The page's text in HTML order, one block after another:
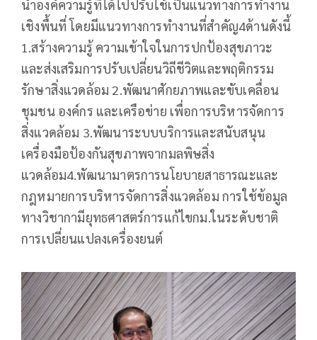
นำองค์ความรู้ที่ได้ไปปรับใช้เป็นแนวทางการทำงาน
เชิงพื้นที่ โดยมีแนวทางการทำงานที่สำคัญ4ด้านดังนี้
1.สร้างความรู้ ความเข้าใจในการปกป้องสุขภาวะ
และส่งเสริมการปรับเปลี่ยนวิถีชีวิตและพฤติกรรม
รักษาสิ่งแวดล้อม 2.พัฒนาศักยภาพและขับเคลื่อน
ชุมชน องค์กร และเครือข่าย เพื่อการบริหารจัดการ
สิ่งแวดล้อม 3.พัฒนาระบบบริการและสนับสนุน
เครื่องมือป้องกันสุขภาพจากมลพิษสิ่ง
แวดล้อม4.พัฒนามาตรการนโยบายสาธารณะและ
กฎหมายการบริหารจัดการสิ่งแวดล้อม การใช้ข้อมูล
ทางวิชากามียุทธศาสตร์การแก้ไขกม.ในระดับชาติ
การเปลี่ยนแปลงเครื่องยนต์